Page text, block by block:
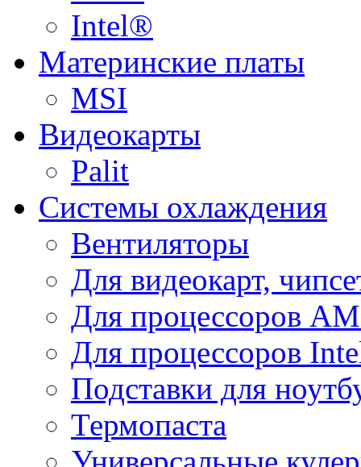
Intel®
Материнские платы
MSI
Видеокарты
Palit
Системы охлаждения
Вентиляторы
Для видеокарт,
Для процессоров
Для процессоров
Подставки для
Термопаста